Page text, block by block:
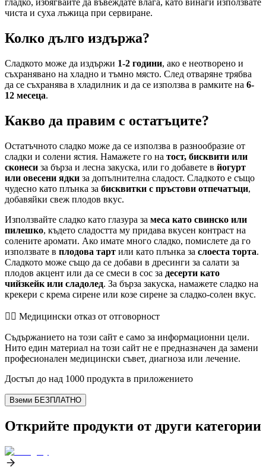
гладко, избягвайте да въвеждате влага, като винаги използвате
чиста и суха лъжица при сервиране.
Колко дълго издържа?
Сладкото може да издържи 1-2 години, ако е неотворено и
съхранявано на хладно и тъмно място. След отваряне трябва
да се съхранява в хладилник и да се използва в рамките на 6-
12 месеца.
Какво да правим с остатъците?
Остатъчното сладко може да се използва в разнообразие от
сладки и солени ястия. Намажете го на тост, бисквити или
сконеси за бърза и лесна закуска, или го добавете в йогурт
или овесени ядки за допълнителна сладост. Сладкото е също
чудесно като плънка за бисквитки с пръстови отпечатъци,
добавяйки свеж плодов вкус.
Използвайте сладко като глазура за меса като свинско или
пилешко, където сладостта му придава вкусен контраст на
солените аромати. Ако имате много сладко, помислете да го
използвате в плодова тарт или като плънка за слоеста торта.
Сладкото може също да се добави в дресинги за салати за
плодов акцент или да се смеси в сос за десерти като
чийзкейк или сладолед. За бърза закуска, намажете сладко на
крекери с крема сирене или козе сирене за сладко-солен вкус.
👨‍⚕️️ Медицински отказ от отговорност
Съдържанието на този сайт е само за информационни цели.
Нито един материал на този сайт не е предназначен да замени
професионален медицински съвет, диагноза или лечение.
Достъп до над 1000 продукта в приложението
Вземи БЕЗПЛАТНО
Открийте продукти от други категории